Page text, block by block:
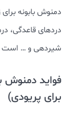
دمنوش بابونه
دردهای قاعدگی،
شیردهی و … است
فواید دمنوش
برای پریودی)